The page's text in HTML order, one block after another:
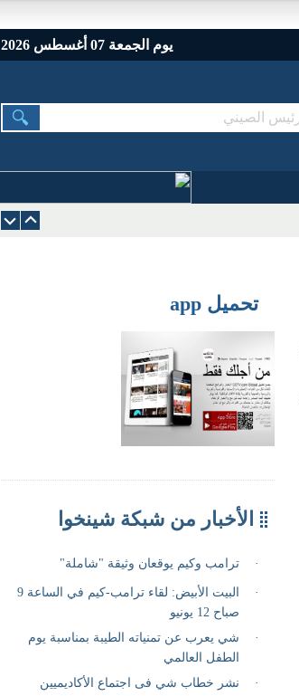
يوم الجمعة 07 أغسطس 2026
تحميل app